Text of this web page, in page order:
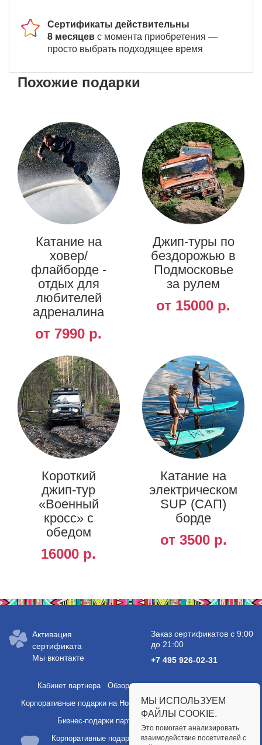
Сертификаты действительны
8 месяцевс момента приобретения —
просто выбрать подходящее время
Похожие подарки
Катание на
ховер/
флайборде -
отдых для
любителей
адреналина
от 7990 р.
Джип-туры по
бездорожью в
Подмосковье
за рулем
от 15000 р.
Короткий
джип-тур
«Военный
кросс» с
обедом
16000 р.
Катание на
электрическом
SUP (САП)
борде
от 3500 р.
Активация
сертификата
Мы вконтакте
Заказ сертификатов с 9:00
до 21:00
+7 495 926-02-31
Кабинет партнера
Обзоры услуг и полезные статьи
Корпоративные подарки на Новый год
Подарки сотрудникам
Бизнес-подарки партнерам
Корпоративные подарки
Публичная оферта
МЫ ИСПОЛЬЗУЕМ
ФАЙЛЫ COOKIE.
Это помогает анализировать
взаимодействие посетителей с